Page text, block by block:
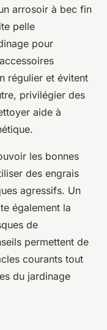
arrosoir à bec fin
pelle
pour
régulier et évitent
privilégier des
aide à
les bonnes
des engrais
agressifs. Un
également la
de
permettent de
courants tout
du jardinage